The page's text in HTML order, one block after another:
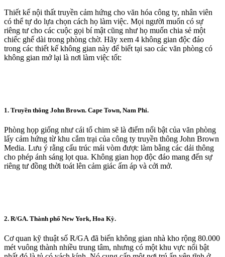
Thiết kế nội thất truyền cảm hứng cho văn hóa công ty, nhân viên
có thể tự do lựa chọn cách họ làm việc. Mọi người muốn có sự
riêng tư cho các cuộc gọi bí mật cũng như họ muốn chia sẻ một
chiếc ghế dài trong phòng chờ. Hãy xem 4 không gian độc đáo
trong các thiết kế không gian này để biết tại sao các văn phòng có
không gian mở lại là nơi làm việc tốt:
1. Truyền thông John Brown. Cape Town, Nam Phi.
Phòng họp giống như cái tổ chim sẽ là điểm nổi bật của văn phòng
lấy cảm hứng từ khu cắm trại của công ty truyền thông John Brown
Media. Lưu ý rằng cấu trúc mái vòm được làm bằng các dải thông
cho phép ánh sáng lọt qua. Không gian họp độc đáo mang đến sự
riêng tư đồng thời toát lên cảm giác ấm áp và cởi mở.
2. R/GA. Thành phố New York, Hoa Kỳ.
Cơ quan kỹ thuật số R/GA đã biến không gian nhà kho rộng 80.000
mét vuông thành nhiều trung tâm, nhưng có một khu vực nổi bật